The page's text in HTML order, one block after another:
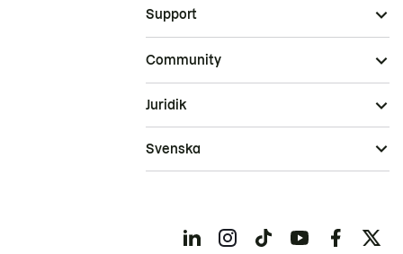
Support
Community
Juridik
Svenska